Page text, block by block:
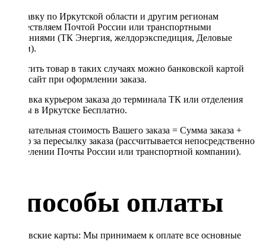
Отправку по Иркутской области и другим регионам
осуществляем Почтой России или транспортными
компаниями (ТК Энергия, желдорэкспедиция, Деловые
линии).
Оплатить товар в таких случаях можно банковской картой
через сайт при оформлении заказа.
Доставка курьером заказа до терминала ТК или отделения
Почты в Иркутске Бесплатно.
Окончательная стоимость Вашего заказа = Сумма заказа +
Тариф за пересылку заказа (рассчитывается непосредственно
в отделении Почты России или транспортной компании).
Способы оплаты
Банковские карты: Мы принимаем к оплате все основные